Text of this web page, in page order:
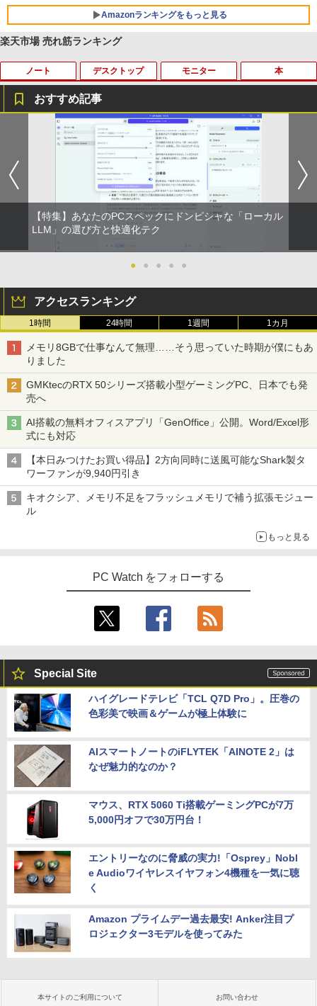
Amazonランキングをもっと見る
BRUCE WAYNE feat. Flo Milli, ATL Jacob
[Explicit]
￥250
BRUCE WAYNE feat. Flo Milli, ATL Jacob
[Explicit]
￥250
On My Road (Stadium ver.)
On My Road (Stadium ver.)
BUGS LIFE
￥250
【Amazon.co.jp限定】 い・ろ・は・す 2L P
ET ラベルレス ×8本
￥1,001
by Amazon 天然水 ラベルレス 500ml ×24本
富士山の天然水 バナジウム含有 水 ミネラル
ウォーター ペットボトル 静岡県産 500ミリリ
ットル (Smart Basic)
￥1,380
by Amazon 天然水ラベルレス 2L×9本
￥1,117
by Amazon 炭酸水 ラベルレス 500ml ×24本
art Basic)
ベルレス 650mlPET×24本
￥1,653
薬屋のひとりごと 17巻 (デジタル版ビッグガ
ンガンコミックス)
￥770
異世界居酒屋「のぶ」(22) (角川コミックス・
エース)
￥832
HUNTER×HUNTER モノクロ版 39 (ジャンプ
コミックスDIGITAL)
￥572
スーパーの裏でヤニ吸うふたり 9巻 (デジタル
版ビッグガンガンコミックス)
￥810
ONE PIECE モノクロ版 115 (ジャンプコミッ
￥594
楽天市場 売れ筋ランキング
ノート
VETESA正規店 新品 ノートパソコン セ
ール office付き windows11 マウスセッ
ト PC 14型 Celeron N3350/J3355 メモ
リ8GB/12GB SSD128GB/256GB/512G
B/1TB 安い 格安 ラップトップ
￥31,480
2
【エントリーでポイント10倍】 ノートパ
ソコン 中古 Bランク Win11 Pro カメラ i
リ 256GB SSD 13.3インチ 軽量ノートパ
ソコン Wi-Fi6 軽い B5 ダイナブックノー
トパソコン windows11pro win11pro 初
期設定済 office付き 中古ノートPC
￥34,800
Pad 2 6+128GB ラベンダーパープル 11
型Androidタブレット 6GB/128GB/WiFi
￥35,481
ッチパネル/ Snapdragon 7c Gen2/ メモ
￥34,800
ntel Pentium GOLD 6500Y メモリ12GB
新品SSD256GB USB3.0 HDMI 日本語配
列キーボード【NC15】
￥39,800
デスクトップ
【マラソン限定30%OFF】中古 DELL O
ptiPlex 3060 Micro D10U Core i5 8400
T 第8世代CPU メモリ8GB SSD256GB
Windows11Home 1年保証 レビュー特
典：WPS Office Bランク パソコン デス
クトップパソコン デル 中古パソコン 中
古デスクトップパソコン PC
￥24,800
600/800 G2 SFF 第6世代 Corei7-6700
メモリ8GB 高速新品 SSD256GB+HDD5
00GB Windows11 DVDマルチドライブ
正規版Office付き Windows10 変更可 V
能 中古パソコン デスクトップ
￥35,999
Dell OptiPlex 7040 SFF 第6世代 Core i
DMI Windows11 デスクトップPC 中古
パソコン
￥35,800
【期間限定P15倍+最大10%OFFクーポ
ore i3 Windows 11 Pro 中古 アウトレッ
ト 返品 送料無料 中古デスクトップパソ
デスクトップ PC ミニPC OFFICE付き
「楽天ランキング1位」 デスクトップパ
ソコン Windows11 Office付き パソコン
新品｜インテル 第14世代 Core i5-4590 i
2年保証 激安 高性能 ゲーム 本体のみ PC
高スペッ 初期設定済み
モニター
DELL デル E2417H LED液晶モニター 2
3.8インチワイド ブラック 1920×1080
（フルHD） 16:9 IPSパネル LEDバック
ライト付 非光沢 ノングレア 液晶ディス
プレイ ディスプレイポート VGA【中
古】
￥5,300
送料無料！！【あきばお〜】モバイル モ
ータブル ディスプレイ HDMI【smtb-u】
￥6,000
0 2019年製 超狭額ベゼル 23.8型ワイ
ド フルHD（1920x1080）IPSパネル ノ
￥7,980
モバイルモニター 15.6インチ モバイルデ
ィスプレイ 1920*1080 ポータブルモニタ
ー IPS液晶パネル ブルーカット 自立スタ
液晶ディスプレイ 23インチ ディスプレ
イ フィリップス 液晶モニター パソコン
モニター ゲーミングモニター PCモニタ
本
ちいかわ なんか小さくてかわいいやつ 全
巻(1-8)セット 全巻新品 蔦屋書店
￥9,900
自分の思いを言葉にする こどもアウトプ
￥1,650
3
学研特別支援教材 WAVES ウェーヴス
『見る力』を育てるビジョン・アセスメ
ント 株式会社 Gakken検査 テスト 数字
研
4
大人の科学マガジン あたらしい鳩時計
[ 大人の科学マガジン編集部 ]
￥10,780
￥2,200
おすすめ記事
【特集】あなたのPCスペックにドンピシャな「ローカル
LLM」の選び方と快適化テク
● ● ● ● ●
アクセスランキング
1時間 24時間 1週間 1カ月
メモリ8GBで仕事なんて無理……そう思っていた時期が僕にもあ
りました
GMKtecのRTX 50シリーズ搭載小型ゲーミングPC、日本でも発
売へ
AI搭載の無料オフィスアプリ「GenOffice」公開。Word/Excel形
式にも対応
【本日みつけたお買い得品】2方向同時に送風可能なShark製タ
ワーファンが9,940円引き
キオクシア、メモリ不足をフラッシュメモリで補う拡張モジュー
ル
もっと見る
PC Watch をフォローする
Special Site
ハイグレードテレビ「TCL Q7D Pro」。圧巻の
色彩美で映画＆ゲームが極上体験に
AIスマートノートのiFLYTEK「AINOTE 2」は
なぜ魅力的なのか？
マウス、RTX 5060 Ti搭載ゲーミングPCが7万
5,000円オフで30万円台！
エントリーなのに脅威の実力!「Osprey」Nobl
e Audioワイヤレスイヤフォン4機種を一気に聴
く
Amazon プライムデー過去最安! Anker注目プ
ロジェクター3モデルを使ってみた
本サイトのご利用について お問い合わせ